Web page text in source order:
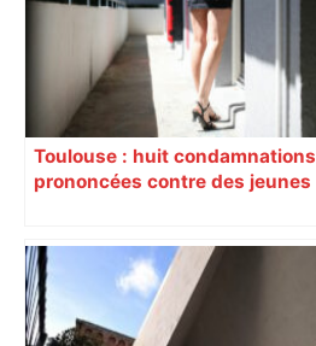
Toulouse : huit condamnations
prononcées contre des jeunes